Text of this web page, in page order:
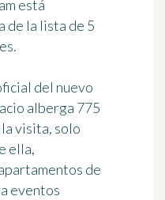
está
de la lista de 5
.
del nuevo
alberga 775
visita, solo
ella,
de
eventos